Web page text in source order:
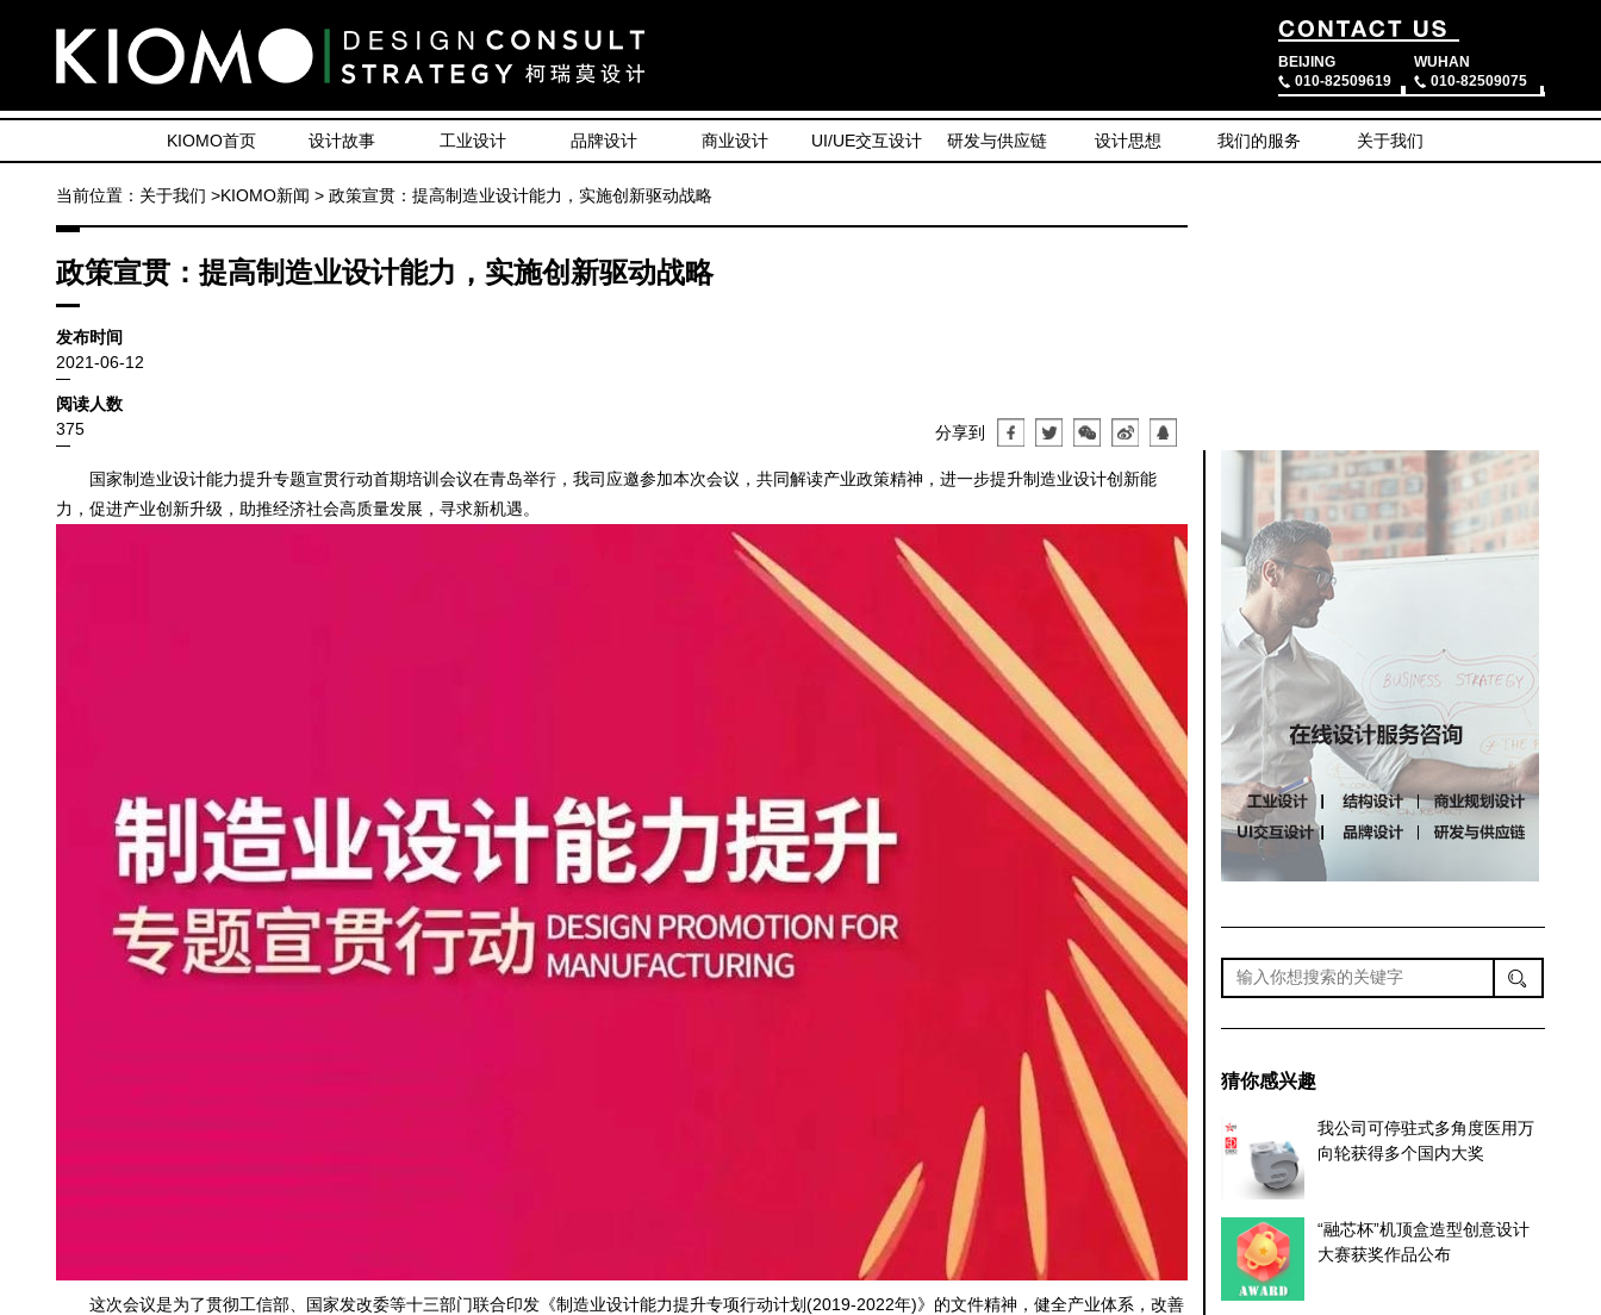
BEIJING
010-82509619
WUHAN
010-82509075
KIOMO首页 设计故事 工业设计 品牌设计 商业设计 UI/UE交互设计 研发与供应链 设计思想 我们的服务 关于我们
当前位置：关于我们 >KIOMO新闻 > 政策宣贯：提高制造业设计能力，实施创新驱动战略
政策宣贯：提高制造业设计能力，实施创新驱动战略
发布时间
2021-06-12
阅读人数
375
分享到
国家制造业设计能力提升专题宣贯行动首期培训会议在青岛举行，我司应邀参加本次会议，共同解读产业政策精神，进一步提升制造业设计创新能
力，促进产业创新升级，助推经济社会高质量发展，寻求新机遇。
这次会议是为了贯彻工信部、国家发改委等十三部门联合印发《制造业设计能力提升专项行动计划(2019-2022年)》的文件精神，健全产业体系，改善
猜你感兴趣
我公司可停驻式多角度医用万
向轮获得多个国内大奖
“融芯杯”机顶盒造型创意设计
大赛获奖作品公布